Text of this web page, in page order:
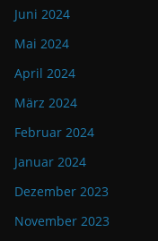
Juni 2024
Mai 2024
April 2024
März 2024
Februar 2024
Januar 2024
Dezember 2023
November 2023